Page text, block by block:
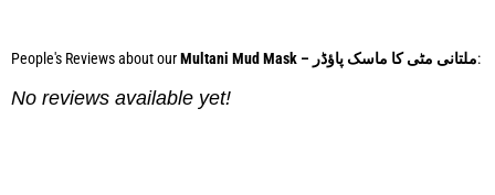
People's Reviews about our Multani Mud Mask – ملتانی مٹی کا ماسک پاؤڈر:
No reviews available yet!